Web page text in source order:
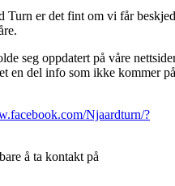
Turn er det fint om vi får
seg oppdatert på våre
en del info som ikke kommer på
Njaardturn/?
å ta kontakt på